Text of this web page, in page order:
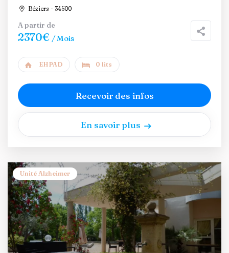
Béziers - 34500
A partir de
2370€ / Mois
EHPAD 0 lits
Recevoir des infos
En savoir plus
Unité Alzheimer